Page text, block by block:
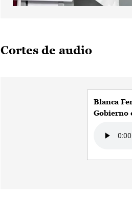
Cortes de audio
Blanca
Gobierno